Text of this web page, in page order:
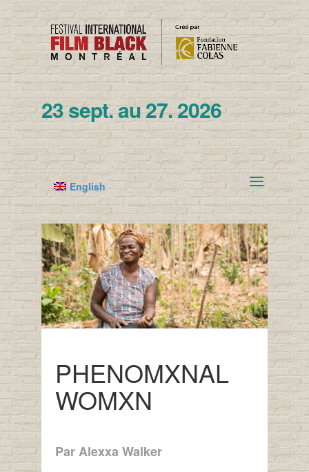
23 sept. au 27. 2026
English
PHENOMXNAL
WOMXN
Par Alexxa Walker